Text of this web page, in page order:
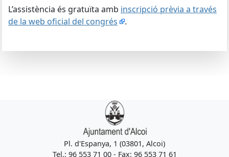
L’assistència és gratuïta amb inscripció prèvia a través
de la web oficial del congrés
.
Pl. d'Espanya, 1 (03801, Alcoi)
Tel.: 96 553 71 00 - Fax: 96 553 71 61